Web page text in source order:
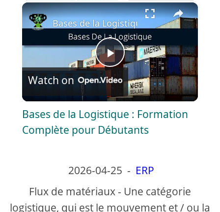
Play Unmute Fullscreen ×
P
l
a
V
Bases de la Logistique : Formation
Watch on
Bases de la Logistique : Formation
Complète pour Débutants
2026-04-25 - ERP
Flux de matériaux - Une catégorie
logistique, qui est le mouvement et / ou la